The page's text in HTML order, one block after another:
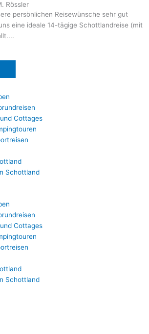
Rössler
persönlichen Reisewünsche sehr gut
eine ideale 14-tägige Schottlandreise (mit
Cottages
Schottland
Cottages
Schottland